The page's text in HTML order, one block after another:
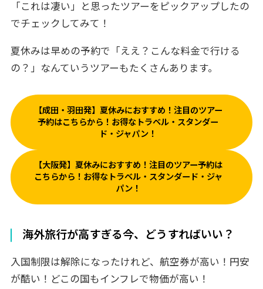
「これは凄い」と思ったツアーをピックアップしたの
でチェックしてみて！
夏休みは早めの予約で「ええ？こんな料金で行ける
の？」なんていうツアーもたくさんあります。
【成田・羽田発】夏休みにおすすめ！注目のツアー
予約はこちらから！お得なトラベル・スタンダー
ド・ジャパン！
【大阪発】夏休みにおすすめ！注目のツアー予約は
こちらから！お得なトラベル・スタンダード・ジャ
パン！
海外旅行が高すぎる今、どうすればいい？
入国制限は解除になったけれど、航空券が高い！円安
が酷い！どこの国もインフレで物価が高い！